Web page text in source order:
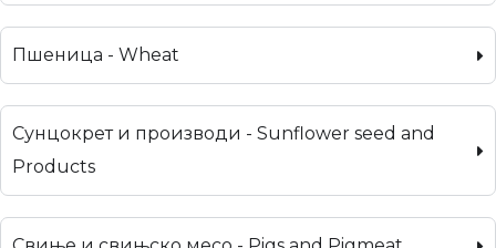
Пшеница - Wheat
Сунцокрет и производи - Sunflower seed and
Products